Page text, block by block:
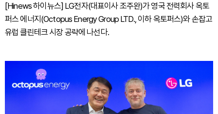
[Hinews 하이뉴스] LG전자(대표이사 조주완)가 영국 전력회사 옥토
퍼스 에너지(Octopus Energy Group LTD., 이하 옥토퍼스)와 손잡고
유럽 클린테크 시장 공략에 나선다.